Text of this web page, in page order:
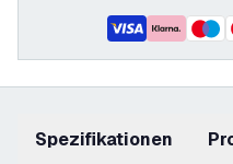
Spezifikationen